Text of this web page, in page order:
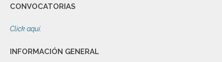
CONVOCATORIAS
Click aquí.
INFORMACIÓN GENERAL